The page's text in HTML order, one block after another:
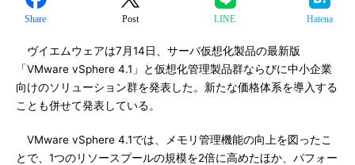
Share Post LINE Hatena
ヴイエムウェアは7月14日、サーバ仮想化製品の最新版
「VMware vSphere 4.1」と仮想化管理製品群ならびに中小企業
向けのソリューション群を発表した。新たな価格体系を導入する
ことも併せて発表している。
VMware vSphere 4.1では、メモリ管理機能の向上を図ったこ
とで、1つのリソースプールの規模を2倍に高めたほか、パフォー